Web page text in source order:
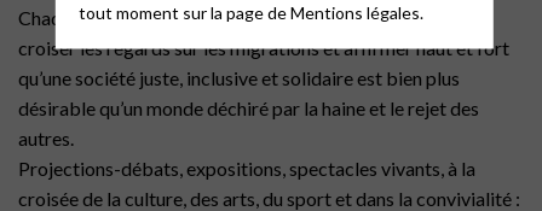
Chaque année, La Cimade vous donne rendez-vous pour
croiser les regards sur les migrations et affirmer haut et fort
qu’une société juste, inclusive et solidaire est bien plus
désirable qu’un monde déchiré par la haine et le rejet des
autres.
Projections-débats, expositions, spectacles vivants, à la
croisée de la culture, des arts, du sport et dans la convivialité :
tout moment sur la page deMentions légales.